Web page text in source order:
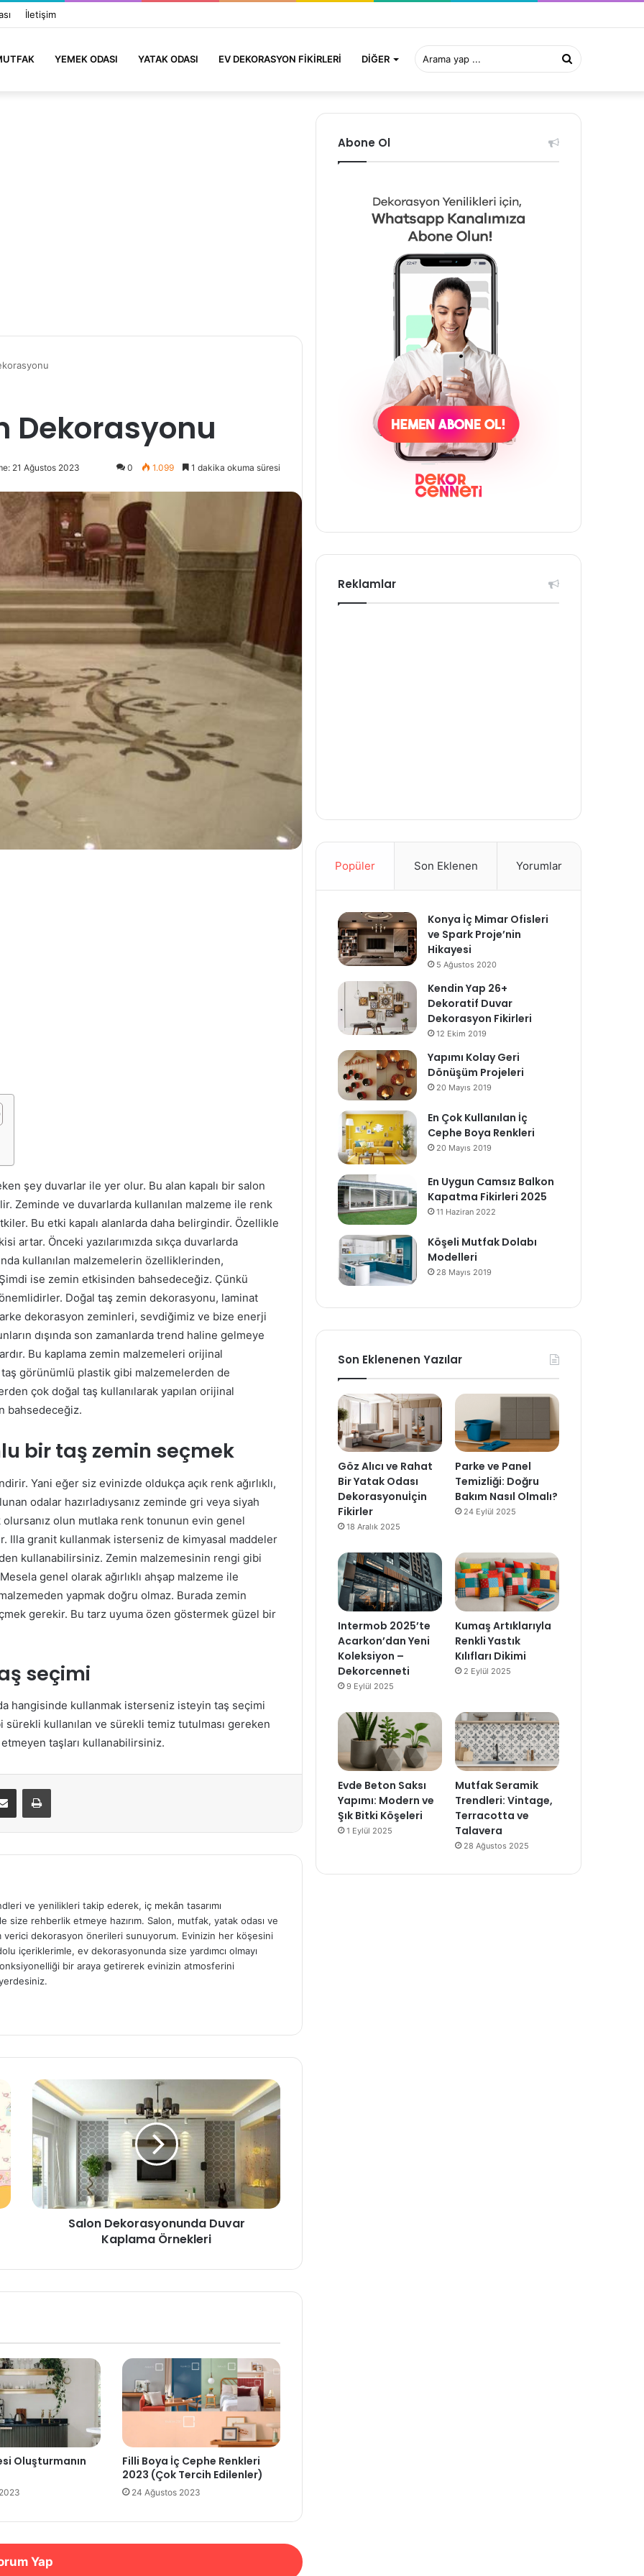
İletişim
YEMEK ODASI YATAK ODASI EV DEKORASYON FIKIRLERI DIĞER Arama
yap
Dekorasyonu
21 Ağustos 2023 0 1.099 1 dakika okuma süresi
şey duvarlar ile yer olur. Bu alan kapalı bir salon
Zeminde ve duvarlarda kullanılan malzeme ile renk
Bu etki kapalı alanlarda daha belirgindir. Özellikle
artar. Önceki yazılarımızda sıkça duvarlarda
kullanılan malzemelerin özelliklerinden,
ise zemin etkisinden bahsedeceğiz. Çünkü
Doğal taş zemin dekorasyonu, laminat
dekorasyon zeminleri, sevdiğimiz ve bize enerji
dışında son zamanlarda trend haline gelmeye
Bu kaplama zemin malzemeleri orijinal
görünümlü plastik gibi malzemelerden de
çok doğal taş kullanılarak yapılan orijinal
bahsedeceğiz.
bir taş zemin seçmek
Yani eğer siz evinizde oldukça açık renk ağırlıklı,
odalar hazırladıysanız zeminde gri veya siyah
olun mutlaka renk tonunun evin genel
Illa granit kullanmak isterseniz de kimyasal maddeler
kullanabilirsiniz. Zemin malzemesinin rengi gibi
genel olarak ağırlıklı ahşap malzeme ile
yapmak doğru olmaz. Burada zemin
gerekir. Bu tarz uyuma özen göstermek güzel bir
seçimi
hangisinde kullanmak isterseniz isteyin taş seçimi
kullanılan ve sürekli temiz tutulması gereken
taşları kullanabilirsiniz.
ve yenilikleri takip ederek, iç mekân tasarımı
size rehberlik etmeye hazırım. Salon, mutfak, yatak odası ve
verici dekorasyon önerileri sunuyorum. Evinizin her köşesini
içeriklerimle, ev dekorasyonunda size yardımcı olmayı
bir araya getirerek evinizin atmosferini
Salon Dekorasyonunda Duvar
Kaplama Örnekleri
Oluşturmanın
Filli Boya İç Cephe Renkleri
2023 (Çok Tercih Edilenler)
24 Ağustos 2023
Yap
Abone Ol
Reklamlar
Popüler Son Eklenen Yorumlar
Konya İç Mimar Ofisleri
ve Spark Proje’nin
Hikayesi
5 Ağustos 2020
Kendin Yap 26+
Dekoratif Duvar
Dekorasyon Fikirleri
12 Ekim 2019
Yapımı Kolay Geri
Dönüşüm Projeleri
20 Mayıs 2019
En Çok Kullanılan İç
Cephe Boya Renkleri
20 Mayıs 2019
En Uygun Camsız Balkon
Kapatma Fikirleri 2025
11 Haziran 2022
Köşeli Mutfak Dolabı
Modelleri
28 Mayıs 2019
Son Eklenenen Yazılar
Göz Alıcı ve Rahat
Bir Yatak Odası
Dekorasyonuİçin
Fikirler
18 Aralık 2025
Parke ve Panel
Temizliği: Doğru
Bakım Nasıl Olmalı?
24 Eylül 2025
Intermob 2025’te
Acarkon’dan Yeni
Koleksiyon –
Dekorcenneti
9 Eylül 2025
Kumaş Artıklarıyla
Renkli Yastık
Kılıfları Dikimi
2 Eylül 2025
Evde Beton Saksı
Yapımı: Modern ve
Şık Bitki Köşeleri
1 Eylül 2025
Mutfak Seramik
Trendleri: Vintage,
Terracotta ve
Talavera
28 Ağustos 2025